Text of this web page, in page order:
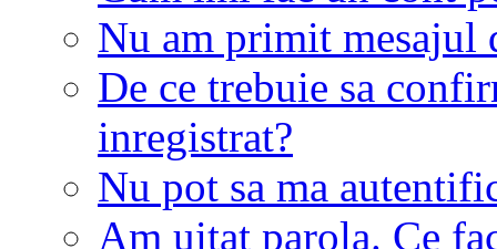
Nu am primit mesajul
De ce trebuie sa
inregistrat?
Nu pot sa ma
Am uitat parola. Ce